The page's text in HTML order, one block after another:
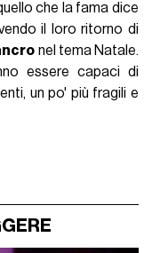
che la fama dice
il loro ritorno di
nel tema Natale.
essere capaci di
un po' più fragili e